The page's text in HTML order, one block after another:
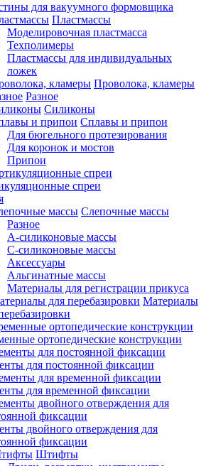
для вакуумного формовщика
Пластмассы
Моделировочная пластмасса
Техполимеры
Пластмассы для индивидуальных
ложек
Проволока, кламеры
Разное
Силиконы
Сплавы и припои
Для бюгельного протезирования
Для коронок и мостов
Припои
спреи
Слепочные массы
Разное
А-силиконовые массы
С-силиконовые массы
Аксессуары
Альгинатные массы
Материалы для регистрации прикуса
Материалы
ортопедические конструкции
для постоянной фиксации
для временной фиксации
двойного отверждения для
фиксации
Штифты